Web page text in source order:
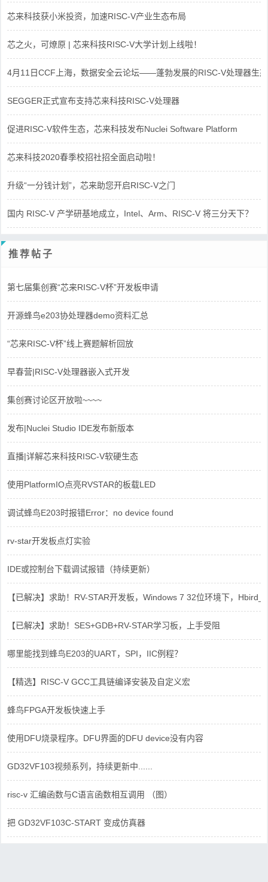
芯来科技获小米投资，加速RISC-V产业生态布局
芯之火，可燎原 | 芯来科技RISC-V大学计划上线啦！
4月11日CCF上海，数据安全云论坛——蓬勃发展的RISC-V处理器生态
SEGGER正式宣布支持芯来科技RISC-V处理器
促进RISC-V软件生态，芯来科技发布Nuclei Software Platform
芯来科技2020春季校招社招全面启动啦！
升级“一分钱计划”，芯来助您开启RISC-V之门
国内 RISC-V 产学研基地成立，Intel、Arm、RISC-V 将三分天下？
推荐帖子
第七届集创赛“芯来RISC-V杯”开发板申请
开源蜂鸟e203协处理器demo资料汇总
“芯来RISC-V杯”线上赛题解析回放
早春营|RISC-V处理器嵌入式开发
集创赛讨论区开放啦~~~~
发布|Nuclei Studio IDE发布新版本
直播|详解芯来科技RISC-V软硬生态
使用PlatformIO点亮RVSTAR的板载LED
调试蜂鸟E203时报错Error：no device found
rv-star开发板点灯实验
IDE或控制台下载调试报错（持续更新）
【已解决】求助！RV-STAR开发板，Windows 7 32位环境下，
【已解决】求助！SES+GDB+RV-STAR学习板，上手受阻
哪里能找到蜂鸟E203的UART，SPI，IIC例程？
【精选】RISC-V GCC工具链编译安装及自定义宏
蜂鸟FPGA开发板快速上手
使用DFU烧录程序。DFU界面的DFU device没有内容
GD32VF103视频系列，持续更新中......
risc-v 汇编函数与C语言函数相互调用 （图）
把 GD32VF103C-START 变成仿真器